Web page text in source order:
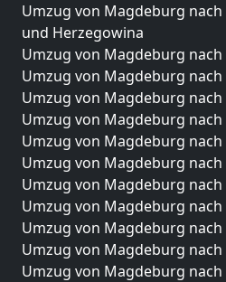
Umzug von Magdeburg nach
und Herzegowina
Umzug von Magdeburg
Umzug von Magdeburg
Umzug von Magdeburg nach
Umzug von Magdeburg
Umzug von Magdeburg nach
Umzug von Magdeburg nach
Umzug von Magdeburg
Umzug von Magdeburg
Umzug von Magdeburg
Umzug von Magdeburg
Umzug von Magdeburg